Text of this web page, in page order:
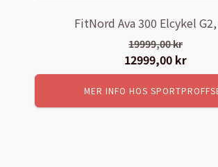
FitNord Ava 300 Elcykel
19999,00kr
Det
ursprungliga
priset
var:
12999,00 kr
är:
MER INFO HOS